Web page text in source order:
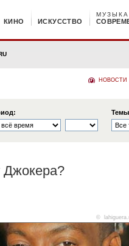
КИНО ИСКУССТВО
МУЗЫКА
НОВОСТИ
©